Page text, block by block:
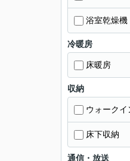
浴室乾燥機
冷暖房
床暖房
収納
ウォークイ
床下収納
通信・放送